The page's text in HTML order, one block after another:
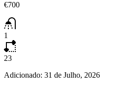
€700
1
23
Adicionado: 31 de Julho, 2026